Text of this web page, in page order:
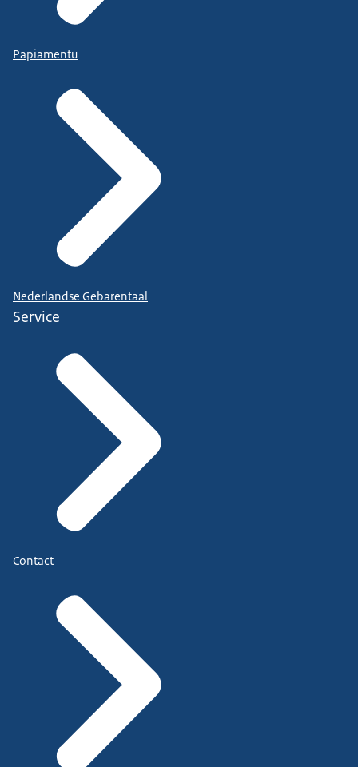
Papiamentu
Nederlandse Gebarentaal
Service
Contact